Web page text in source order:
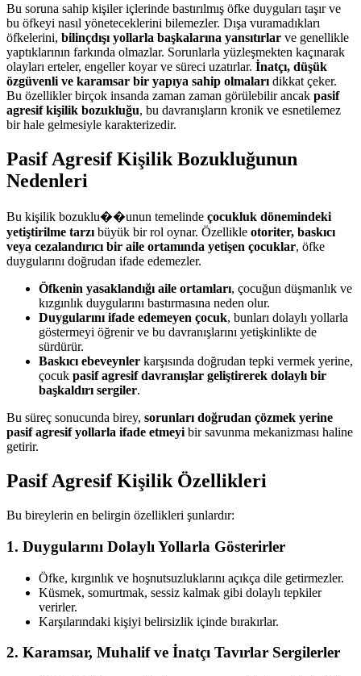
Bu soruna sahip kişiler içlerinde bastırılmış öfke duyguları taşır ve
bu öfkeyi nasıl yöneteceklerini bilemezler. Dışa vuramadıkları
öfkelerini, bilinçdışı yollarla başkalarına yansıtırlar ve genellikle
yaptıklarının farkında olmazlar. Sorunlarla yüzleşmekten kaçınarak
olayları erteler, engeller koyar ve süreci uzatırlar. İnatçı, düşük
özgüvenli ve karamsar bir yapıya sahip olmaları dikkat çeker.
Bu özellikler birçok insanda zaman zaman görülebilir ancak pasif
agresif kişilik bozukluğu, bu davranışların kronik ve esnetilemez
bir hale gelmesiyle karakterizedir.
Pasif Agresif Kişilik Bozukluğunun
Nedenleri
Bu kişilik bozuklu��unun temelinde çocukluk dönemindeki
yetiştirilme tarzıbüyük bir rol oynar. Özellikle otoriter, baskıcı
veya cezalandırıcı bir aile ortamında yetişen çocuklar, öfke
duygularını doğrudan ifade edemezler.
Öfkenin yasaklandığı aile ortamları, çocuğun düşmanlık ve
kızgınlık duygularını bastırmasına neden olur.
Duygularını ifade edemeyen çocuk, bunları dolaylı yollarla
göstermeyi öğrenir ve bu davranışlarını yetişkinlikte de
sürdürür.
Baskıcı ebeveynler karşısında doğrudan tepki vermek yerine,
çocuk pasif agresif davranışlar geliştirerek dolaylı bir
başkaldırı sergiler.
Bu süreç sonucunda birey, sorunları doğrudan çözmek yerine
pasif agresif yollarla ifade etmeyibir savunma mekanizması haline
getirir.
Pasif Agresif Kişilik Özellikleri
Bu bireylerin en belirgin özellikleri şunlardır:
1. Duygularını Dolaylı Yollarla Gösterirler
Öfke, kırgınlık ve hoşnutsuzluklarını açıkça dile getirmezler.
Küsmek, somurtmak, sessiz kalmak gibi dolaylı tepkiler
verirler.
Karşılarındaki kişiyi belirsizlik içinde bırakırlar.
2. Karamsar, Muhalif ve İnatçı Tavırlar Sergilerler